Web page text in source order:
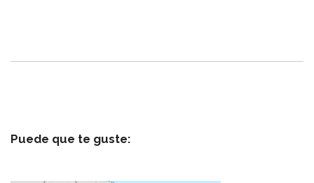
Puede que te guste: